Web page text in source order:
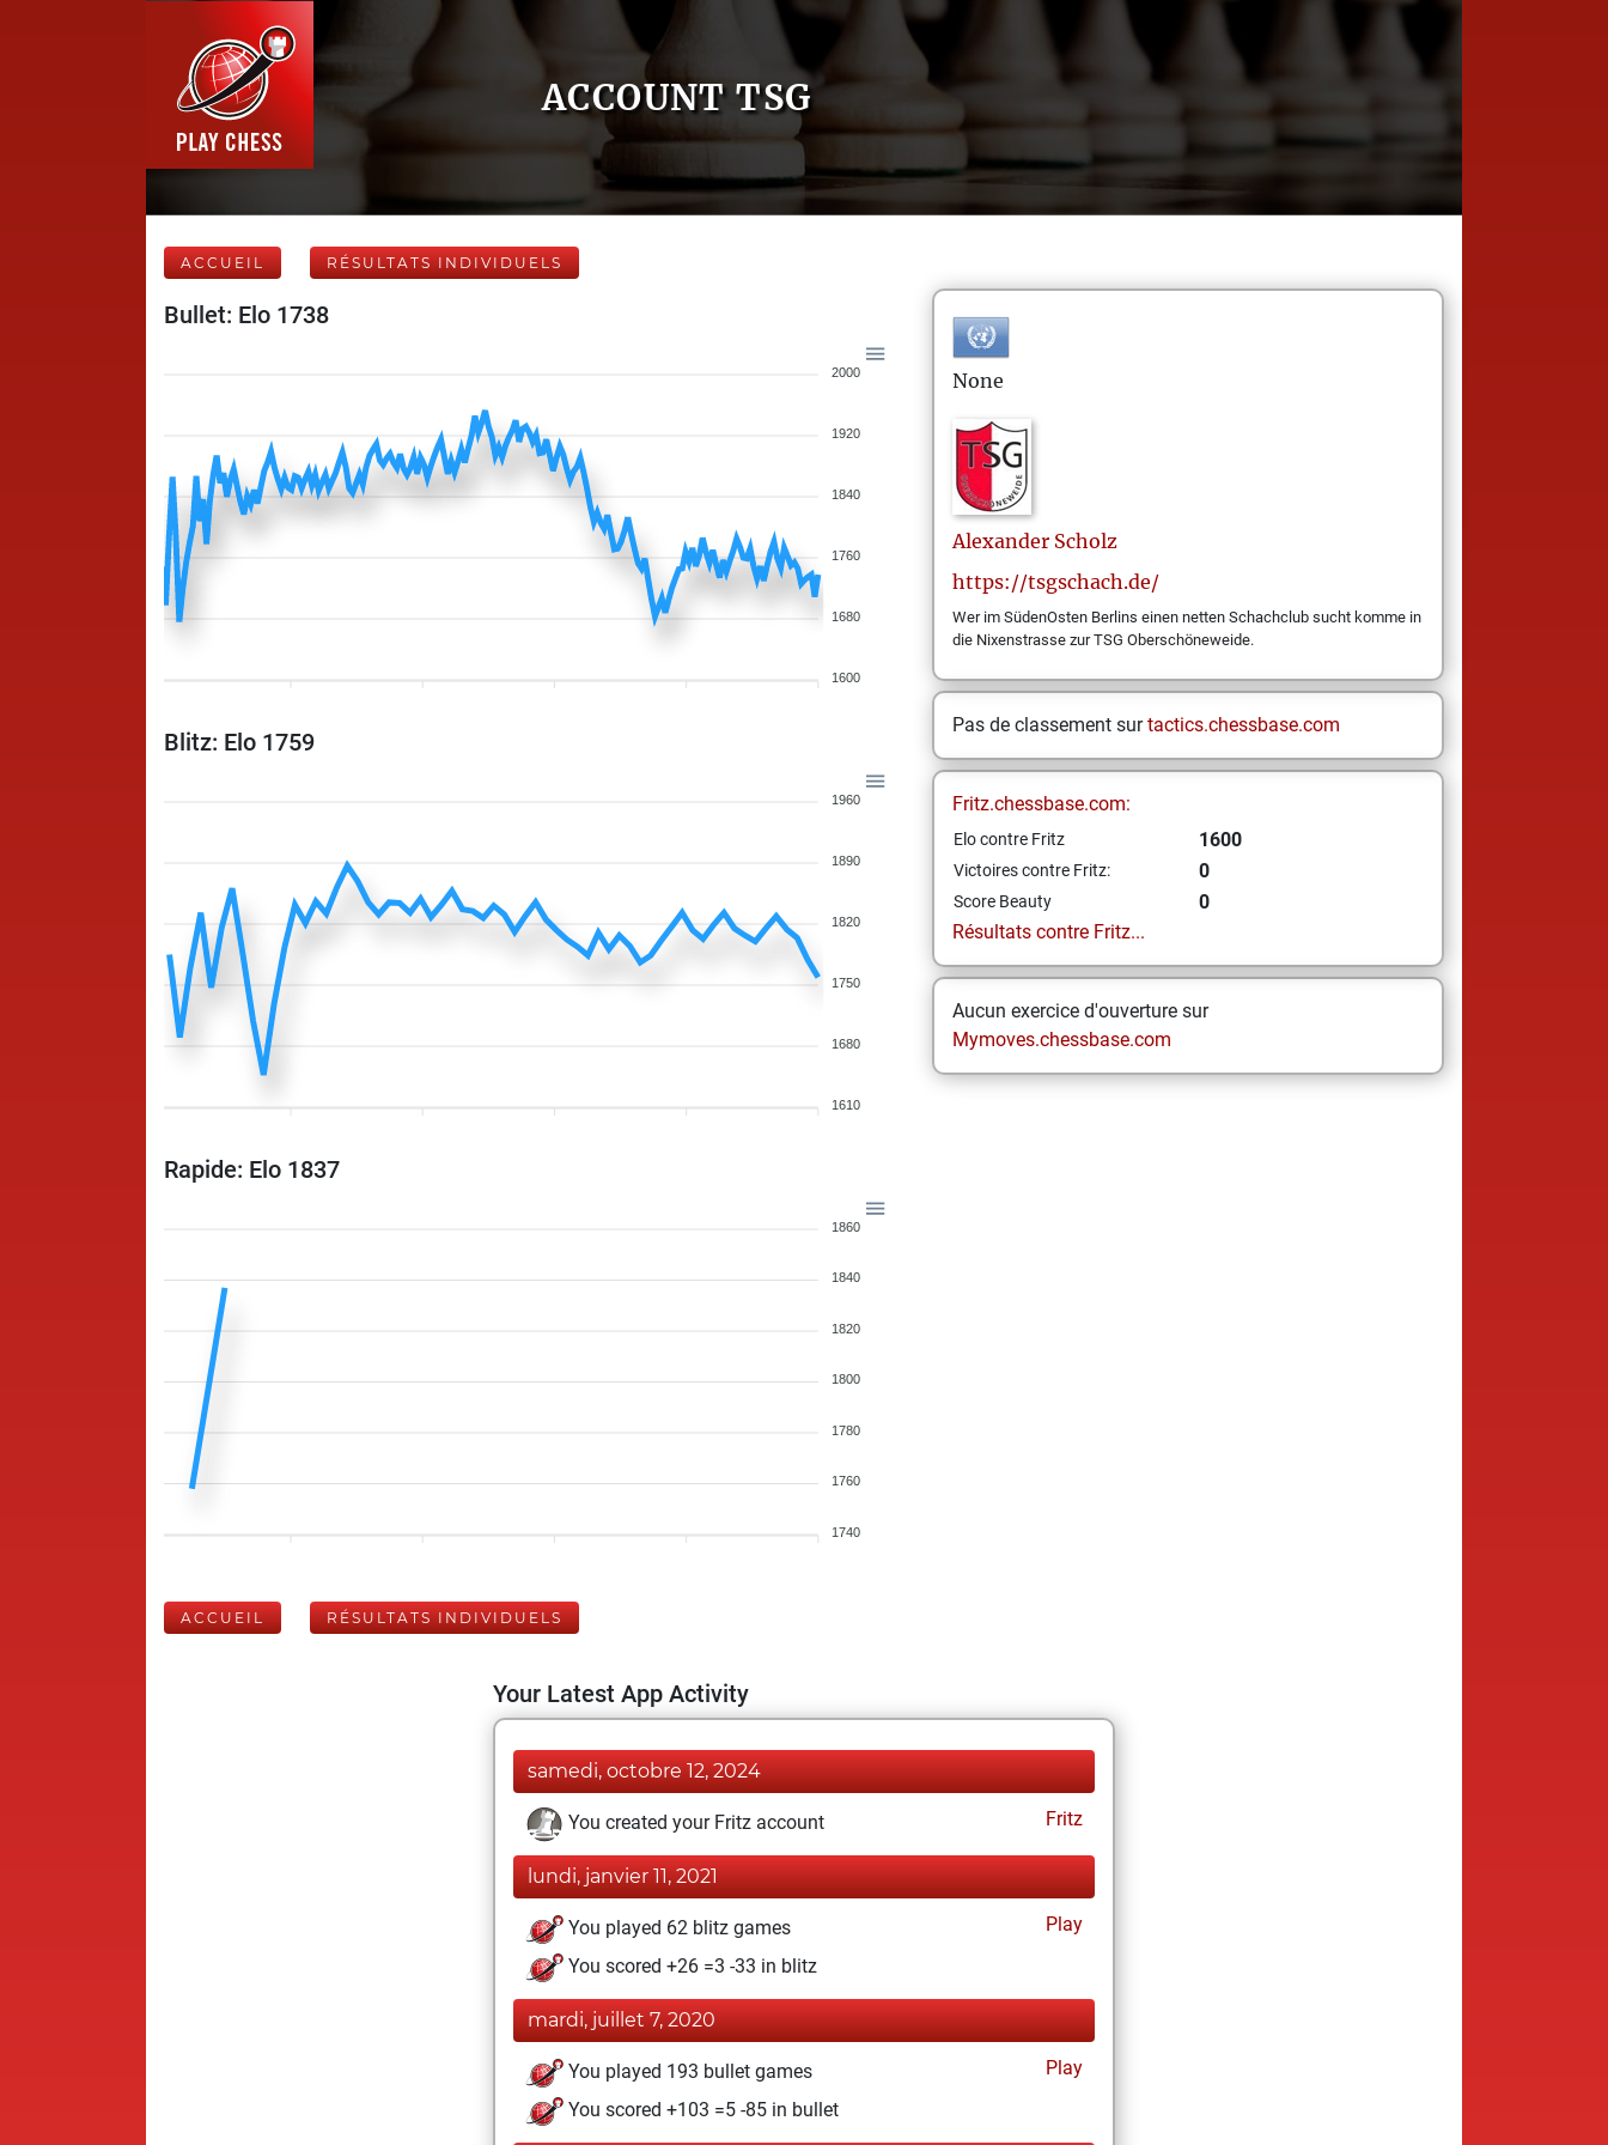
ACCOUNT TSG
ACCUEIL RÉSULTATS INDIVIDUELS
Bullet: Elo 1738
2000
1920
1840
1760
1680
1600
Blitz: Elo 1759
1960
1890
1820
1750
1680
1610
Rapide: Elo 1837
1860
1840
1820
1800
1780
1760
1740
None
Alexander Scholz
https://tsgschach.de/
Wer im SüdenOsten Berlins einen netten Schachclub sucht komme in
die Nixenstrasse zur TSG Oberschöneweide.
Pas de classement surtactics.chessbase.com
Fritz.chessbase.com:
Elo contre Fritz 1600
Victoires contre Fritz: 0
Score Beauty
0
Résultats contre Fritz...
Aucun exercice d'ouverture sur
Mymoves.chessbase.com
ACCUEIL RÉSULTATS INDIVIDUELS
Your Latest App Activity
samedi, octobre 12, 2024
You created your Fritz account Fritz
lundi, janvier 11, 2021
You played 62 blitz games
Play
You scored +26 =3 -33 in blitz
mardi, juillet 7, 2020
You played 193 bullet games
Play
You scored +103 =5 -85 in bullet